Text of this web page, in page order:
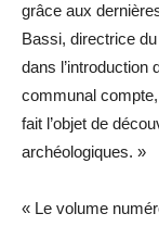
grâce aux
Bassi, directrice
dans l’introduction
communal
fait l’objet de
archéologiques. »
« Le volume